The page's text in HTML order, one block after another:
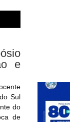
e
Sul
do
de